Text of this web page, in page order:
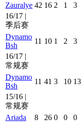
Zauralye 42 16 2 1 3
16/17 |
季后赛
Dynamo
Bsh
11 10 1 2 3
16/17 |
常规赛
Dynamo
Bsh
11 41 3 10 13
15/16 |
常规赛
Ariada
8 26 0 0 0